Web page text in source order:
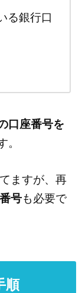
る銀行口
口座番号を
。
ますが、再
号も必要で
順